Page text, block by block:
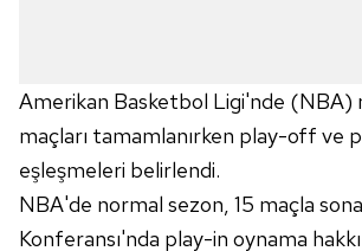
Amerikan Basketbol Ligi'nde (NBA)
maçları tamamlanırken play-off ve
eşleşmeleri belirlendi.
NBA'de normal sezon, 15 maçla
Konferansı'nda play-in oynama